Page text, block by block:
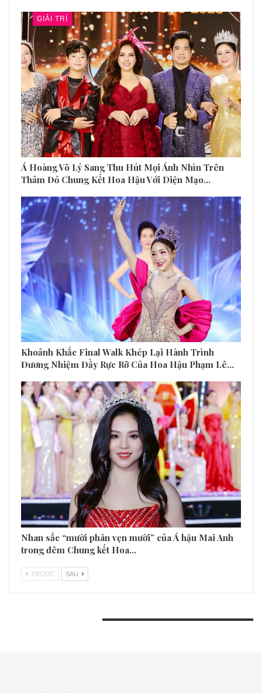
GIẢI TRÍ
Á Hoàng Võ Lý Sang Thu Hút Mọi Ánh Nhìn Trên
Thảm Đỏ Chung Kết Hoa Hậu Với Diện Mạo…
Khoảnh Khắc Final Walk Khép Lại Hành Trình
Đương Nhiệm Đầy Rực Rỡ Của Hoa Hậu Phạm Lê…
Nhan sắc “mười phân vẹn mười” của Á hậu Mai Anh
trong đêm Chung kết Hoa…
TRƯƠC SAU